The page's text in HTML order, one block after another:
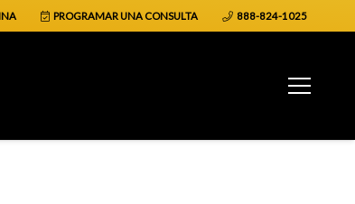
PROGRAMAR UNA CONSULTA 888-824-1025